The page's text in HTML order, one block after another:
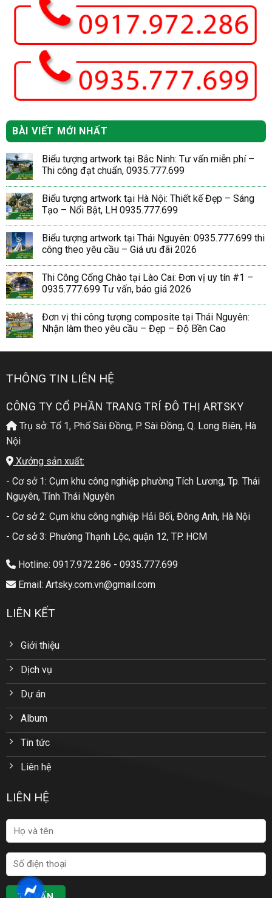
BÀI VIẾT MỚI NHẤT
Biểu tượng artwork tại Bắc Ninh: Tư vấn miễn phí –
Thi công đạt chuẩn, 0935.777.699
Biểu tượng artwork tại Hà Nội: Thiết kế Đẹp – Sáng
Tạo – Nổi Bật, LH 0935.777.699
Biểu tượng artwork tại Thái Nguyên: 0935.777.699 thi
công theo yêu cầu – Giá ưu đãi 2026
Thi Công Cổng Chào tại Lào Cai: Đơn vị uy tín #1 –
0935.777.699 Tư vấn, báo giá 2026
Đơn vị thi công tượng composite tại Thái Nguyên:
Nhận làm theo yêu cầu – Đẹp – Độ Bền Cao
THÔNG TIN LIÊN HỆ
CÔNG TY CỔ PHẦN TRANG TRÍ ĐÔ THỊ ARTSKY
Trụ sở: Tổ 1, Phố Sài Đồng, P. Sài Đồng, Q. Long Biên, Hà
Nội
Xưởng sản xuất:
- Cơ sở 1: Cụm khu công nghiệp phường Tích Lương, Tp. Thái
Nguyên, Tỉnh Thái Nguyên
- Cơ sở 2: Cụm khu công nghiệp Hải Bối, Đông Anh, Hà Nội
- Cơ sở 3: Phường Thạnh Lộc, quận 12, TP. HCM
Hotline: 0917.972.286 - 0935.777.699
Email: Artsky.com.vn@gmail.com
LIÊN KẾT
Giới thiệu
Dịch vụ
Dự án
Album
Tin tức
Liên hệ
LIÊN HỆ